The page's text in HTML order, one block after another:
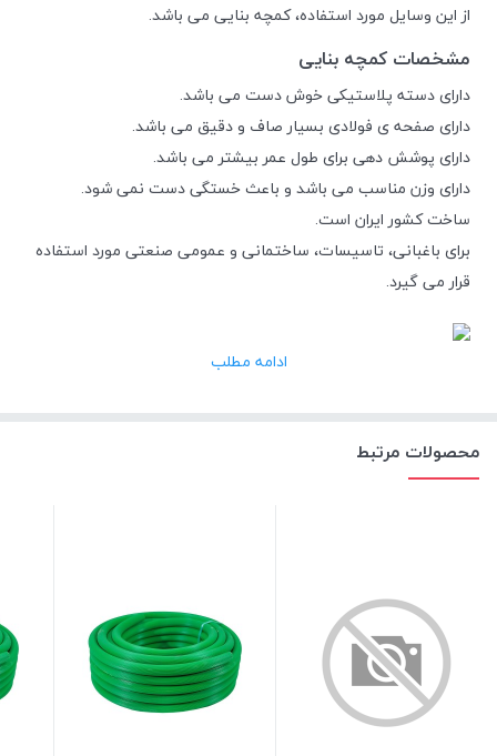
از این وسایل مورد استفاده، کمچه بنایی می باشد.
مشخصات کمچه بنایی
دارای دسته پلاستیکی خوش ‌دست می باشد.
دارای صفحه ی فولادی بسیار صاف و دقیق می باشد.
دارای پوشش ‌دهی برای طول عمر بیشتر می باشد.
دارای وزن مناسب می باشد و باعث خستگی دست نمی شود.
ساخت کشور ایران است.
برای باغبانی، تاسیسات، ساختمانی و عمومی صنعتی مورد استفاده
قرار می گیرد.
ادامه مطلب
محصولات مرتبط